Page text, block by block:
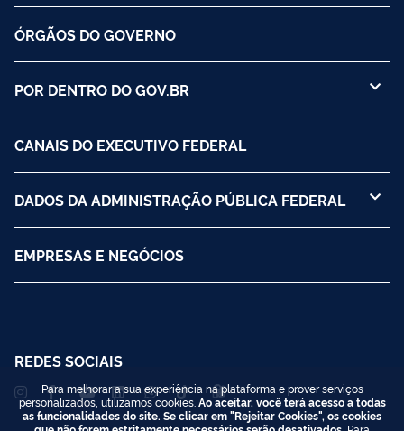
ÓRGÃOS DO GOVERNO
POR DENTRO DO GOV.BR
CANAIS DO EXECUTIVO FEDERAL
DADOS DA ADMINISTRAÇÃO PÚBLICA FEDERAL
EMPRESAS E NEGÓCIOS
REDES SOCIAIS
Para melhorar a sua experiência na plataforma e prover serviços
personalizados, utilizamos cookies. Ao aceitar, você terá acesso a todas
as funcionalidades do site. Se clicar em "Rejeitar Cookies", os cookies